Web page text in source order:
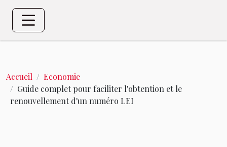
Accueil
Economie
Guide complet pour faciliter l'obtention et le
renouvellement d'un numéro LEI